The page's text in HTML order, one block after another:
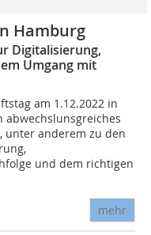
Hamburg
Digitalisierung,
Umgang mit
am 1.12.2022 in
abwechslunsgreiches
unter anderem zu den
und dem rich­tigen
mehr